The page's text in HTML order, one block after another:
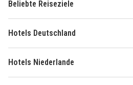
Beliebte Reiseziele
Hotels Deutschland
Hotels Niederlande